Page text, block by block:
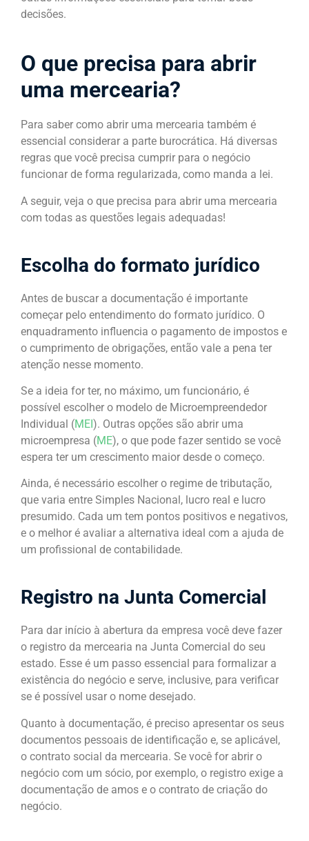
decisões.
O que precisa para abrir
uma mercearia?
Para saber como abrir uma mercearia também é
essencial considerar a parte burocrática. Há diversas
regras que você precisa cumprir para o negócio
funcionar de forma regularizada, como manda a lei.
A seguir, veja o que precisa para abrir uma mercearia
com todas as questões legais adequadas!
Escolha do formato jurídico
Antes de buscar a documentação é importante
começar pelo entendimento do formato jurídico. O
enquadramento influencia o pagamento de impostos e
o cumprimento de obrigações, então vale a pena ter
atenção nesse momento.
Se a ideia for ter, no máximo, um funcionário, é
possível escolher o modelo de Microempreendedor
Individual (MEI). Outras opções são abrir uma
microempresa (ME), o que pode fazer sentido se você
espera ter um crescimento maior desde o começo.
Ainda, é necessário escolher o regime de tributação,
que varia entre Simples Nacional, lucro real e lucro
presumido. Cada um tem pontos positivos e negativos,
e o melhor é avaliar a alternativa ideal com a ajuda de
um profissional de contabilidade.
Registro na Junta Comercial
Para dar início à abertura da empresa você deve fazer
o registro da mercearia na Junta Comercial do seu
estado. Esse é um passo essencial para formalizar a
existência do negócio e serve, inclusive, para verificar
se é possível usar o nome desejado.
Quanto à documentação, é preciso apresentar os seus
documentos pessoais de identificação e, se aplicável,
o contrato social da mercearia. Se você for abrir o
negócio com um sócio, por exemplo, o registro exige a
documentação de amos e o contrato de criação do
negócio.